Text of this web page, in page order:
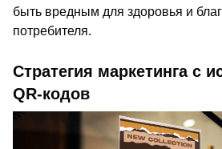
быть вредным для здоровья и
потребителя.
Стратегия маркетинга с
QR-кодов